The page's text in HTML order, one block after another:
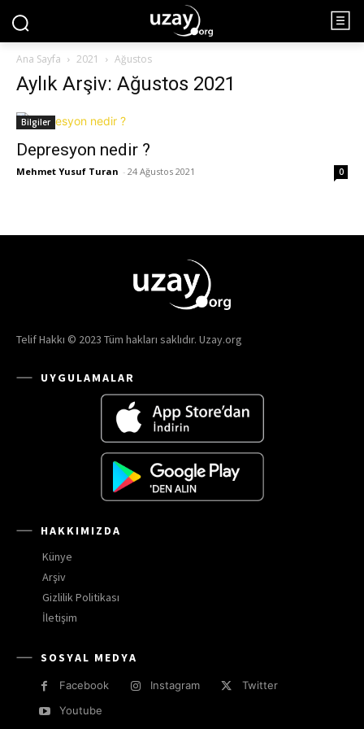
Ana Sayfa 2021 Ağustos
Aylık Arşiv: Ağustos 2021
Bilgiler
Depresyon nedir ?
Mehmet Yusuf Turan - 24 Ağustos 2021 0
Telif Hakkı © 2023 Tüm hakları saklıdır. Uzay.org
UYGULAMALAR
HAKKIMIZDA
Künye
Arşiv
Gizlilik Politikası
İletişim
SOSYAL MEDYA
Facebook Instagram
Twitter
Youtube